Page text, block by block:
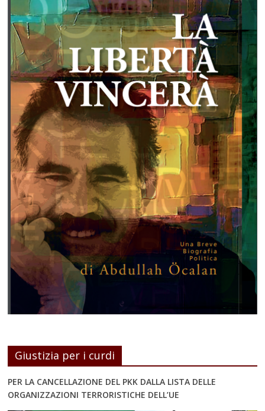
Giustizia per i curdi
PER LA CANCELLAZIONE DEL PKK DALLA LISTA DELLE
ORGANIZZAZIONI TERRORISTICHE DELL’UE